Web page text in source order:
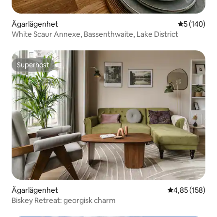
Ägarlägenhet 5 av 5 i
5 (140)
White Scaur Annexe, Bassenthwaite, Lake District
Superhost
Superhost
Ägarlägenhet 4,85 av 5 i
4,85 (158)
Biskey Retreat: georgisk charm